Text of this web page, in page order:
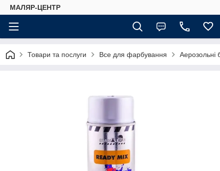
МАЛЯР-ЦЕНТР
Товари та послуги Все для фарбування Аерозольні